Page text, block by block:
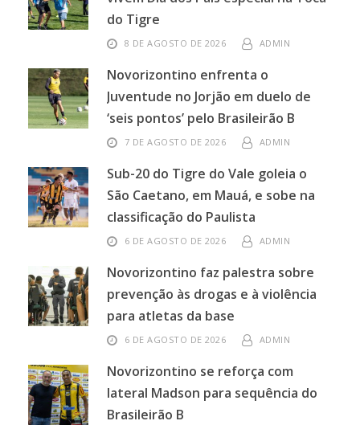
do Tigre
8 DE AGOSTO DE 2026 ADMIN
Novorizontino enfrenta o
Juventude no Jorjão em duelo de
‘seis pontos’ pelo Brasileirão B
7 DE AGOSTO DE 2026 ADMIN
Sub-20 do Tigre do Vale goleia o
São Caetano, em Mauá, e sobe na
classificação do Paulista
6 DE AGOSTO DE 2026 ADMIN
Novorizontino faz palestra sobre
prevenção às drogas e à violência
para atletas da base
6 DE AGOSTO DE 2026 ADMIN
Novorizontino se reforça com
lateral Madson para sequência do
Brasileirão B